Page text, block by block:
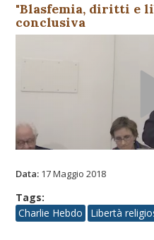
"Blasfemia, diritti e
conclusiva
Data: 17 Maggio 2018
Tags:
Charlie Hebdo
Libertà